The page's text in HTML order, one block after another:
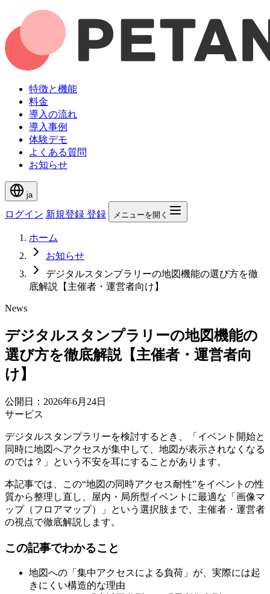
特徴と機能
料金
導入の流れ
導入事例
体験デモ
よくある質問
お知らせ
ja
ログイン 新規登録 登録 メニューを開く
ホーム
お知らせ
デジタルスタンプラリーの地図機能の選び方を徹
底解説【主催者・運営者向け】
News
デジタルスタンプラリーの地図機能の
選び方を徹底解説【主催者・運営者向
け】
公開日：2026年6月24日
サービス
デジタルスタンプラリーを検討するとき、「イベント開始と
同時に地図へアクセスが集中して、地図が表示されなくなる
のでは？」という不安を耳にすることがあります。
本記事では、この“地図の同時アクセス耐性”をイベントの性
質から整理し直し、屋内・局所型イベントに最適な「画像マ
ップ（フロアマップ）」という選択肢まで、主催者・運営者
の視点で徹底解説します。
この記事でわかること
地図への「集中アクセスによる負荷」が、実際には起
きにくい構造的な理由